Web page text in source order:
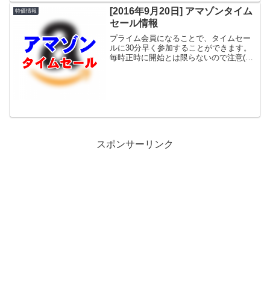
ェ！LG 29UC88...
特価情報
[2016年9月20日] アマゾンタイム
セール情報
プライム会員になることで、タイムセー
ルに30分早く参加することができます。
毎時正時に開始とは限らないので注意(N
スポンサーリンク